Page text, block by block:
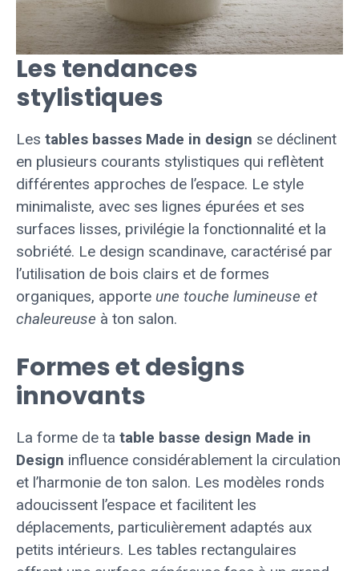
Les tendances
stylistiques
Les tables basses Made in design se déclinent
en plusieurs courants stylistiques qui reflètent
différentes approches de l’espace. Le style
minimaliste, avec ses lignes épurées et ses
surfaces lisses, privilégie la fonctionnalité et la
sobriété. Le design scandinave, caractérisé par
l’utilisation de bois clairs et de formes
organiques, apporte une touche lumineuse et
chaleureuse à ton salon.
Formes et designs
innovants
La forme de ta table basse design Made in
Design influence considérablement la circulation
et l’harmonie de ton salon. Les modèles ronds
adoucissent l’espace et facilitent les
déplacements, particulièrement adaptés aux
petits intérieurs. Les tables rectangulaires